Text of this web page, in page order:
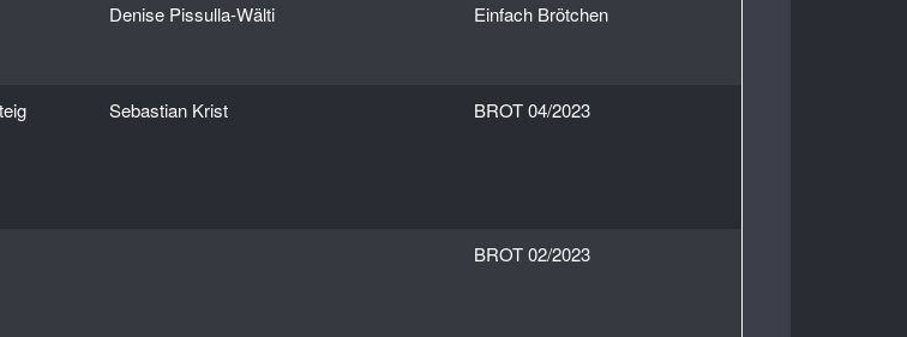
Denise Pissulla-Wälti Einfach Brötchen
Sebastian Krist BROT 04/2023
BROT 02/2023